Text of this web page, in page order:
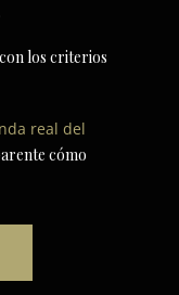
los criterios
real del
cómo